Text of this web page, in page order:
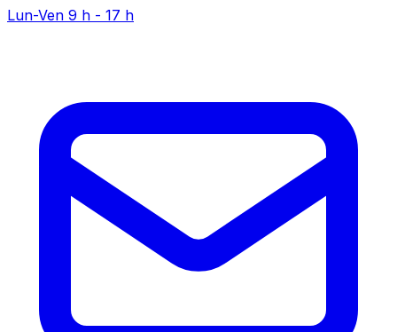
Lun-Ven 9 h - 17 h